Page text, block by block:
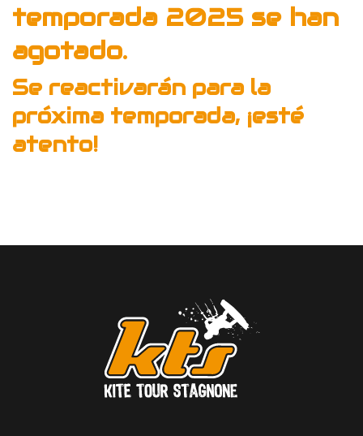
temporada 2025 se han
agotado.
Se reactivarán para la
próxima temporada, ¡esté
atento!